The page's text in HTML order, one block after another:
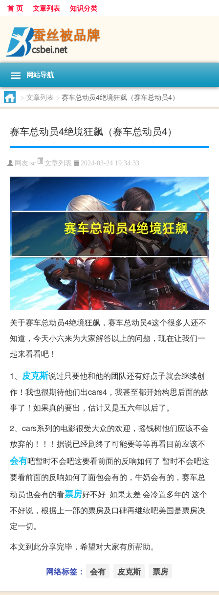
首 页 文章列表 知识分类
网站导航
> 文章列表 > 赛车总动员4绝境狂飙（赛车总动员4）
赛车总动员4绝境狂飙（赛车总动员4）
网友:sc 文章列表 2024-03-24 19:34:33
关于赛车总动员4绝境狂飙，赛车总动员4这个很多人还不
知道，今天小六来为大家解答以上的问题，现在让我们一
起来看看吧！
1、 皮克斯说过只要他和他的团队还有好点子就会继续创
作！我也很期待他们出cars4，我甚至都开始构思后面的故
事了！如果真的要出，估计又是五六年以后了。
2、cars系列的电影很受大众的欢迎，摇钱树他们应该不会
放弃的！！！据说已经剧终了可能要等等再看目前应该不
会有吧暂时不会吧这要看前面的反响如何了 暂时不会吧这
要看前面的反响如何了面包会有的，牛奶会有的，赛车总
动员也会有的看票房好不好 如果太差 会冷置多年的 这个
不好说，根据上一部的票房及口碑再继续吧美国是票房决
定一切。
本文到此分享完毕，希望对大家有所帮助。
网络标签： 会有 皮克斯 票房